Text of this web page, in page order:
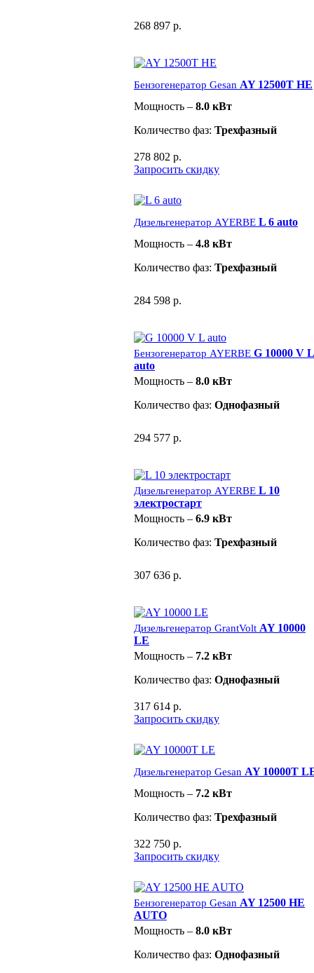
268 897 р.
Бензогенератор Gesan AY 12500T HE
Мощность – 8.0 кВт
Количество фаз: Трехфазный
278 802 р.
Запросить скидку
Дизельгенератор AYERBE L 6 auto
Мощность – 4.8 кВт
Количество фаз: Трехфазный
284 598 р.
Бензогенератор AYERBE G 10000 V L
auto
Мощность – 8.0 кВт
Количество фаз: Однофазный
294 577 р.
Дизельгенератор AYERBE L 10
электростарт
Мощность – 6.9 кВт
Количество фаз: Трехфазный
307 636 р.
Дизельгенератор GrantVolt AY 10000
LE
Мощность – 7.2 кВт
Количество фаз: Однофазный
317 614 р.
Запросить скидку
Дизельгенератор Gesan AY 10000T
Мощность – 7.2 кВт
Количество фаз: Трехфазный
322 750 р.
Запросить скидку
Бензогенератор Gesan AY 12500 HE
AUTO
Мощность – 8.0 кВт
Количество фаз: Однофазный